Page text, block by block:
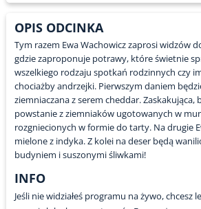
OPIS ODCINKA
Tym razem Ewa Wachowicz zaprosi widzów
gdzie zaproponuje potrawy, które świetnie
wszelkiego rodzaju spotkań rodzinnych czy
chociażby andrzejki. Pierwszym daniem
ziemniaczana z serem cheddar. Zaskakująca,
powstanie z ziemniaków ugotowanych w
rozgniecionych w formie do tarty. Na drugie
mielone z indyka. Z kolei na deser będą
budyniem i suszonymi śliwkami!
INFO
Jeśli nie widziałeś programu na żywo, chcesz